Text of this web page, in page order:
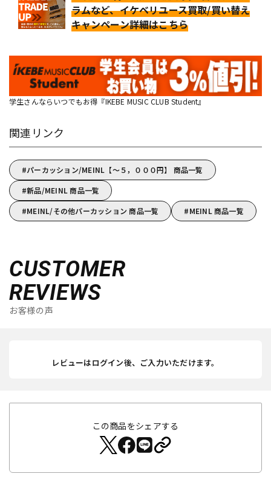
ラムなど、イケベリユース買取/買い替え
キャンペーン詳細はこちら
学生さんならいつでもお得『IKEBE MUSIC CLUB Student』
関連リンク
パーカッション/MEINL【～５，０００円】 商品一覧
新品/MEINL 商品一覧
MEINL/その他パーカッション 商品一覧
MEINL 商品一覧
CUSTOMER
REVIEWS
お客様の声
レビューはログイン後、ご入力いただけます。
この商品をシェアする